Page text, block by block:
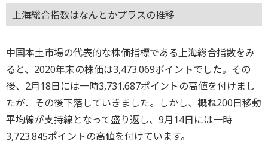
上海総合指数はなんとかプラスの推移
中国本土市場の代表的な株価指標である上海総合指数をみ
ると、2020年末の株価は3,473.069ポイントでした。その
後、2月18日には一時3,731.687ポイントの高値を付けまし
たが、その後下落していきました。しかし、概ね200日移動
平均線が支持線となって盛り返し、9月14日には一時
3,723.845ポイントの高値を付けています。